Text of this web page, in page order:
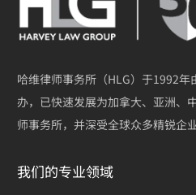
哈维律师事务所（HLG）于1992
办，已快速发展为加拿大、亚洲、
师事务所，并深受全球众多精锐企
我们的专业领域